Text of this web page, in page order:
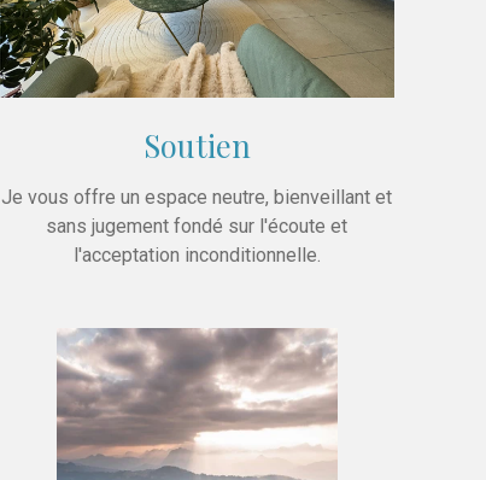
Soutien
Je vous offre un espace neutre, bienveillant et
sans jugement fondé sur l'écoute et
l'acceptation inconditionnelle.